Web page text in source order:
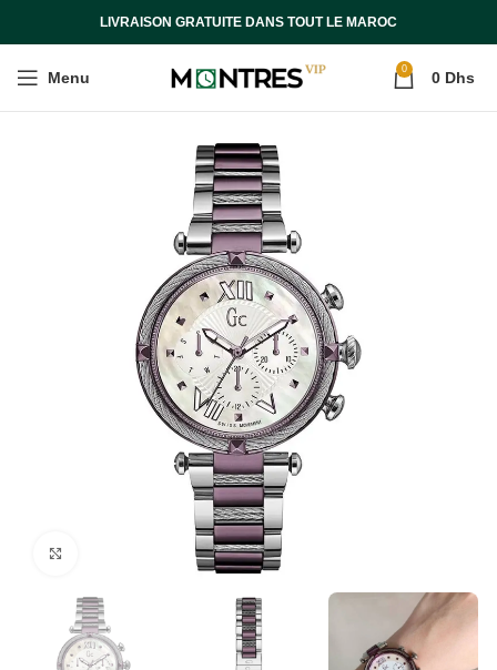
LIVRAISON GRATUITE DANS TOUT LE MAROC
Menu 0 0 Dhs